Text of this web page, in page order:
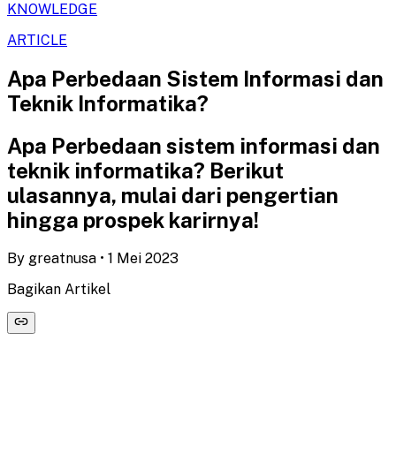
KNOWLEDGE
ARTICLE
Apa Perbedaan Sistem Informasi dan
Teknik Informatika?
Apa Perbedaan sistem informasi dan
teknik informatika? Berikut
ulasannya, mulai dari pengertian
hingga prospek karirnya!
By greatnusa • 1 Mei 2023
Bagikan Artikel